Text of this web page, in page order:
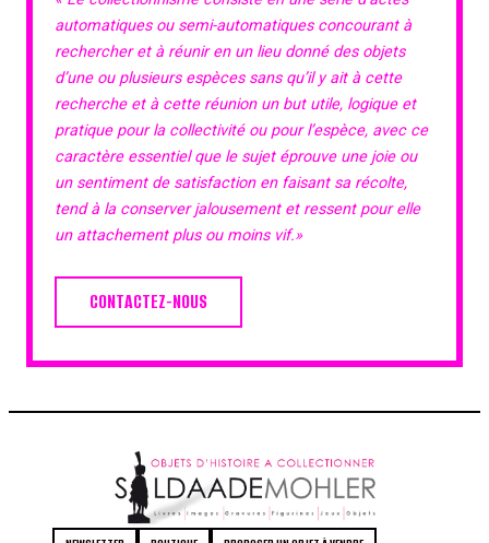
automatiques ou semi-automatiques concourant à
rechercher et à réunir en un lieu donné des objets
d’une ou plusieurs espèces sans qu’il y ait à cette
recherche et à cette réunion un but utile, logique et
pratique pour la collectivité ou pour l’espèce, avec ce
caractère essentiel que le sujet éprouve une joie ou
un sentiment de satisfaction en faisant sa récolte,
tend à la conserver jalousement et ressent pour elle
un attachement plus ou moins vif.»
CONTACTEZ-NOUS